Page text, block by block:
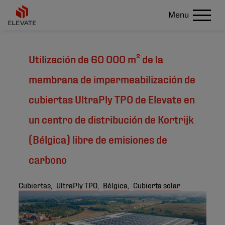
Menu
Utilización de 60 000 m² de la
membrana de impermeabilización de
cubiertas UltraPly TPO de Elevate en
un centro de distribución de Kortrijk
(Bélgica) libre de emisiones de
carbono
Cubiertas, UltraPly TPO, Bélgica, Cubierta solar